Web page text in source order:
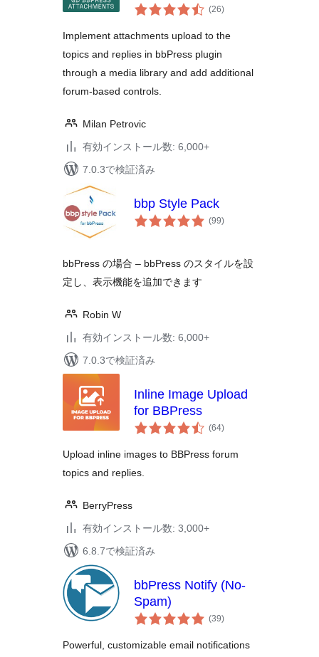
(26個
の
価
)
Implement attachments upload to the
topics and replies in bbPress plugin
through a media library and add additional
forum-based controls.
Milan Petrovic
有効インストール数: 6,000+
7.0.3で検証済み
bbp Style Pack
(99個
の)
bbPress の場合 – bbPress のスタイルを設
定し、表示機能を追加できます
Robin W
有効インストール数: 6,000+
7.0.3で検証済み
Inline Image Upload
for BBPress
(64個
の)
Upload inline images to BBPress forum
topics and replies.
BerryPress
有効インストール数: 3,000+
6.8.7で検証済み
bbPress Notify (No-
Spam)
(39個
の)
Powerful, customizable email notifications